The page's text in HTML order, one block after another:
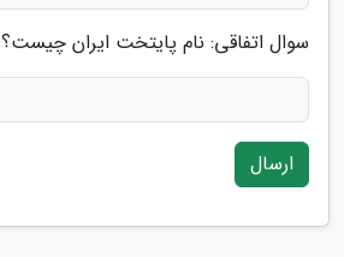
سوال اتفاقی: نام پایتخت ایران چیست؟
ارسال